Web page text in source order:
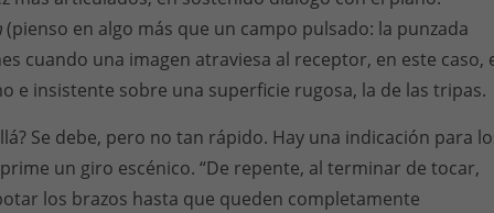
(pienso en algo más que un campo pulsado: la punzada
cuando una imagen atraviesa al receptor, en este caso,
e insistente sobre una superficie rugosa, la de las tripas.
Se debe, pero no tan rápido. Hay una indicación para
un giro escénico. “De repente, al terminar de tocar,
los brazos hasta que queden completamente